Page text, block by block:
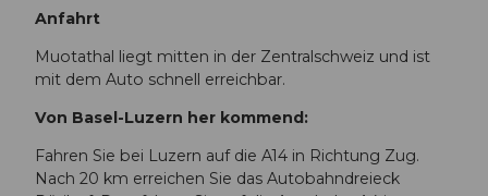
Anfahrt
Muotathal liegt mitten in der Zentralschweiz und ist
mit dem Auto schnell erreichbar.
Von Basel-Luzern her kommend:
Fahren Sie bei Luzern auf die A14 in Richtung Zug.
Nach 20 km erreichen Sie das Autobahndreieck